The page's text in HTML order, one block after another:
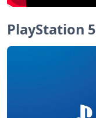
PlayStation 5